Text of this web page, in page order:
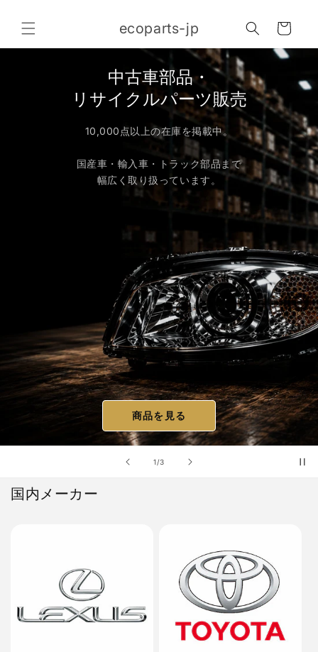
進む
ecoparts-jp
ー
ト
1/の
3
中古車部品・
リサイクルパーツ販売
10,000点以上の在庫を掲載中。
国産車・輸入車・トラック部品まで
幅広く取り扱っています。
商品を見る
国内メーカー